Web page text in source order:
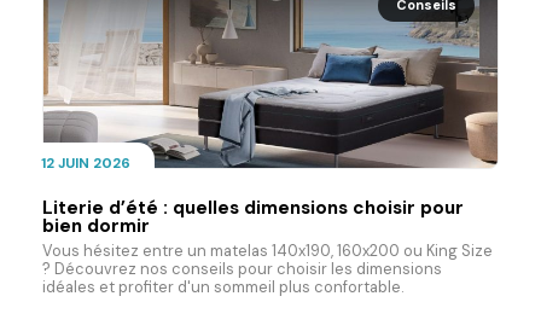
Conseils
12 JUIN 2026
Literie d’été : quelles dimensions choisir pour
bien dormir
Vous hésitez entre un matelas 140x190, 160x200 ou King Size
? Découvrez nos conseils pour choisir les dimensions
idéales et profiter d'un sommeil plus confortable.